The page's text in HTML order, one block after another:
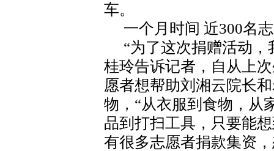
车。
一个月时间 近300名
“为了这次捐赠活动
桂玲告诉记者，自从上
愿者想帮助刘湘云院长
物，“从衣服到食物，从
品到打扫工具，只要能
有很多志愿者捐款集资